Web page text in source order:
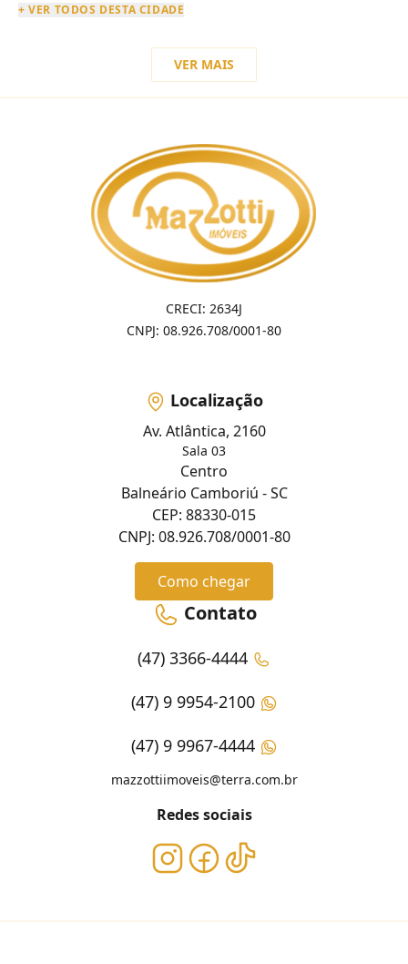
+ VER TODOS DESTA CIDADE
VER MAIS
CRECI: 2634J
CNPJ: 08.926.708/0001-80
Localização
Av. Atlântica, 2160
Sala 03
Centro
Balneário Camboriú - SC
CEP: 88330-015
CNPJ: 08.926.708/0001-80
Como chegar
Contato
(47) 3366-4444
(47) 9 9954-2100
(47) 9 9967-4444
mazzottiimoveis@terra.com.br
Redes sociais